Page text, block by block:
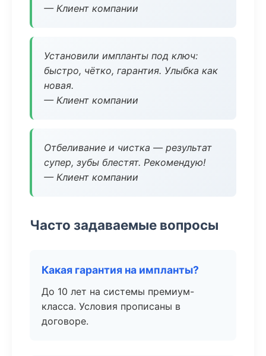
— Клиент компании
Установили импланты под ключ:
быстро, чётко, гарантия. Улыбка как
новая.
— Клиент компании
Отбеливание и чистка — результат
супер, зубы блестят. Рекомендую!
— Клиент компании
Часто задаваемые вопросы
Какая гарантия на импланты?
До 10 лет на системы премиум-
класса. Условия прописаны в
договоре.